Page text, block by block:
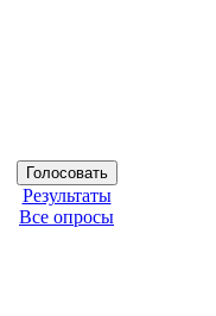
Результаты
Все опросы